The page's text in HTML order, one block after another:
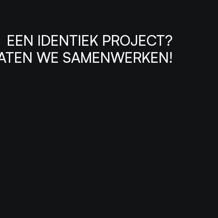
EEN IDENTIEK PROJECT?
WE SAMENWERKEN!